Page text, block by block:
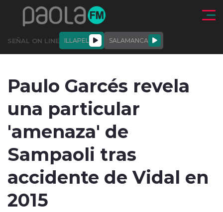
Click acá para ir directamente al contenido
SEÑAL ON LINE ILLAPEL SALAMANCA
modo claro
Paulo Garcés revela
una particular
'amenaza' de
Sampaoli tras
accidente de Vidal en
2015